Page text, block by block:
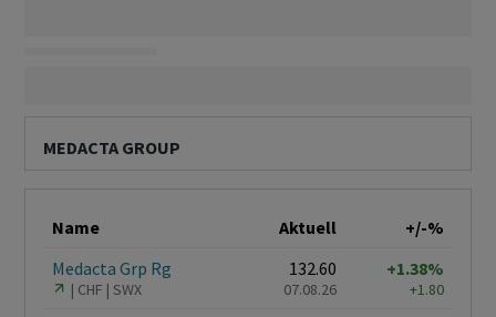
MEDACTA GROUP
Name Aktuell
+/-%
Medacta Grp Rg
CHF SWX
132.60
07.08.26
+1.38%
+1.80